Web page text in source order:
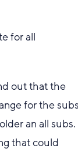
for all
out that the
for the
an all subs.
that could